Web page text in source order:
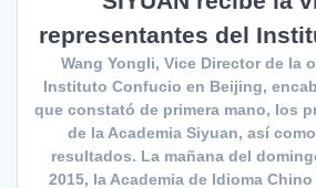
representantes del
Wang Yongli, Vice Director de la
Instituto Confucio en Beijing,
que constató de primera mano, los
de la Academia Siyuan, así
resultados. La mañana del
2015, la Academia de Idioma